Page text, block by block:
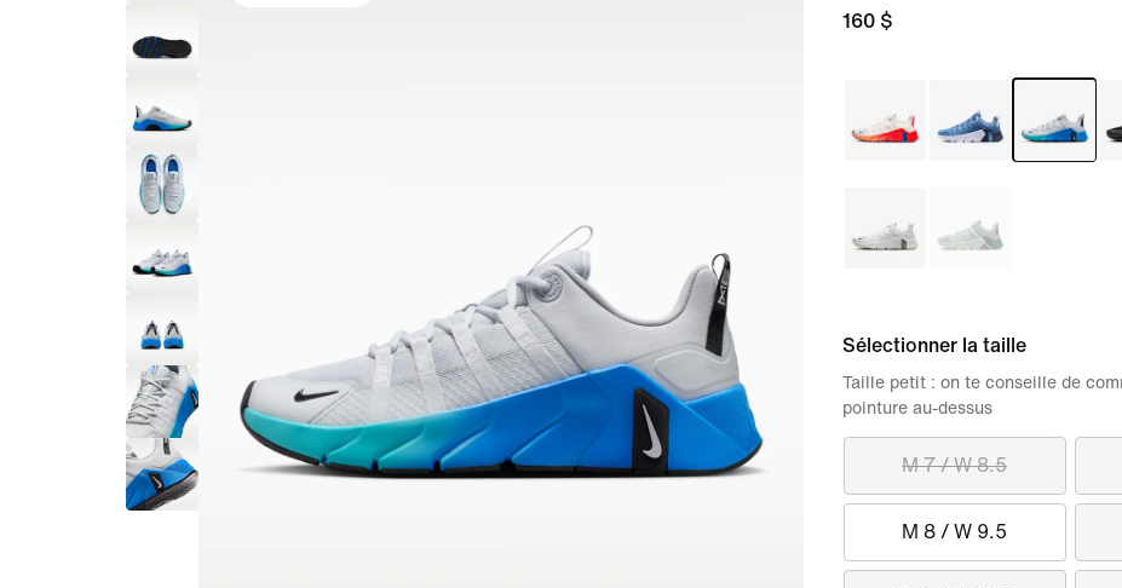
160 $
Sélectionner la taille
M 7 / W 8.5
M 8 / W 9.5
Taille petit : on te conseille de
pointure au-dessus